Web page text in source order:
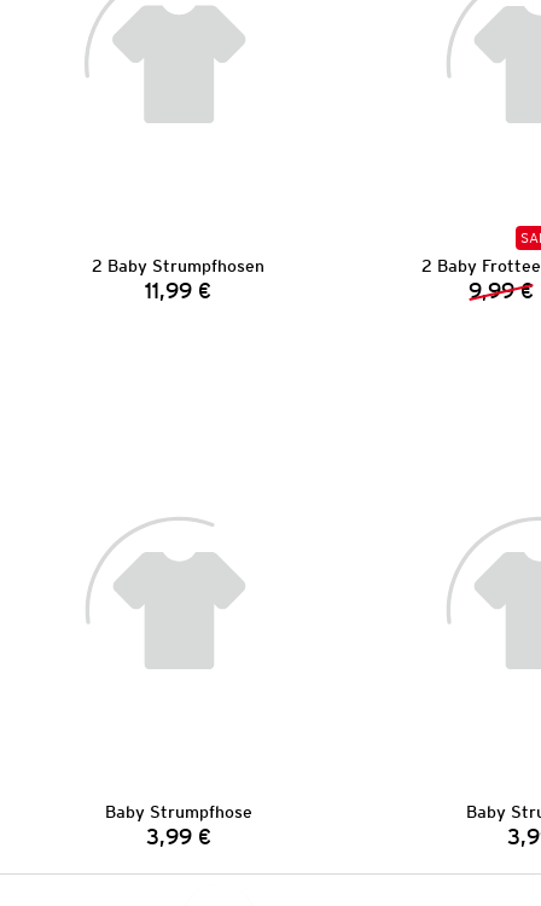
2 Baby Strumpfhosen
Preis:
11,99 €
2 Baby
9,99 €
Baby Strumpfhose
Preis:
3,99 €
Baby